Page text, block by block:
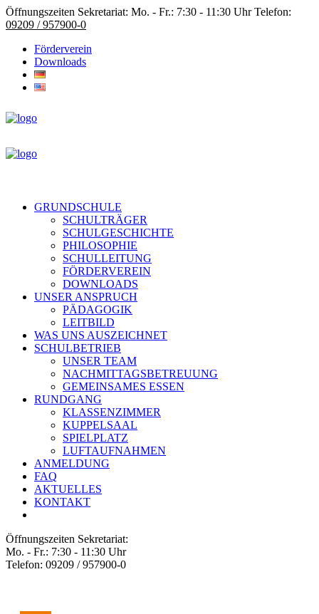
Öffnungszeiten Sekretariat: Mo. - Fr.: 7:30 - 11:30 Uhr Telefon:
09209 / 957900-0
Förderverein
Downloads
GRUNDSCHULE
SCHULTRÄGER
SCHULGESCHICHTE
PHILOSOPHIE
SCHULLEITUNG
FÖRDERVEREIN
DOWNLOADS
UNSER ANSPRUCH
PÄDAGOGIK
LEITBILD
WAS UNS AUSZEICHNET
SCHULBETRIEB
UNSER TEAM
NACHMITTAGSBETREUUNG
GEMEINSAMES ESSEN
RUNDGANG
KLASSENZIMMER
KUPPELSAAL
SPIELPLATZ
LUFTAUFNAHMEN
ANMELDUNG
FAQ
AKTUELLES
KONTAKT
Öffnungszeiten Sekretariat:
Mo. - Fr.: 7:30 - 11:30 Uhr
Telefon: 09209 / 957900-0